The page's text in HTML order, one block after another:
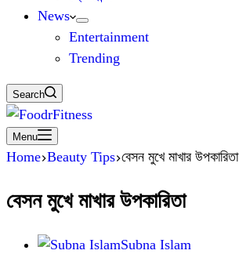
News
Entertainment
Trending
Search
Menu
Home Beauty Tips বেসন মুখে মাখার উপকারিতা
বেসন মুখে মাখার উপকারিতা
Subna Islam